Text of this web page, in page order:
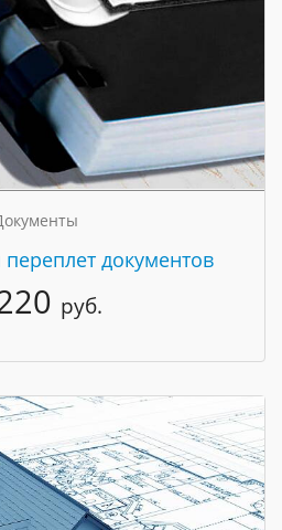
документов
руб.